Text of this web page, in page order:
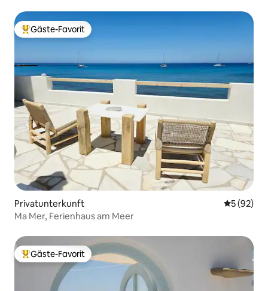
Beliebter Gäste-Favorit.
Gäste-Favorit
Privatunterkunft
5 (92)
Ma Mer, Ferienhaus am Meer
Beliebter Gäste-Favorit.
Gäste-Favorit